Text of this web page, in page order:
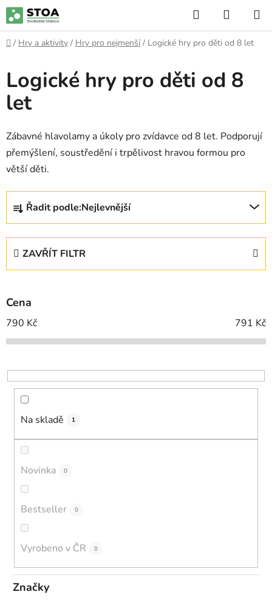
Přejít
na
obsah
Hledat
KOŠÍK
Domů
/ Hry a aktivity / Hry pro nejmenší / Logické hry pro děti od 8 let
Logické hry pro děti od 8
let
Zábavné hlavolamy a úkoly pro zvídavce od 8 let. Podporují
přemýšlení, soustředění i trpělivost hravou formou pro
větší děti.
Ř
z
p
r
o
d
k
t
Řadit podle:Nejlevnější
ZAVŘÍT FILTR
Cena
790 Kč 791 Kč
Na skladě 1
Novinka 0
Bestseller 0
Vyrobeno v ČR 0
Značky